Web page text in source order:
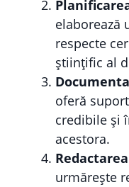
elaborează
respecte
științific al
oferă
credibile și
acestora.
urmărește